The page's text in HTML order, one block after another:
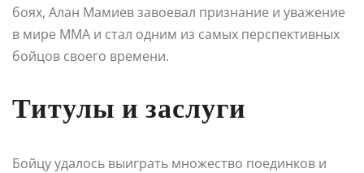
боях, Алан Мамиев завоевал признание и уважение
в мире ММА и стал одним из самых перспективных
бойцов своего времени.
Титулы и заслуги
Бойцу удалось выиграть множество поединков и